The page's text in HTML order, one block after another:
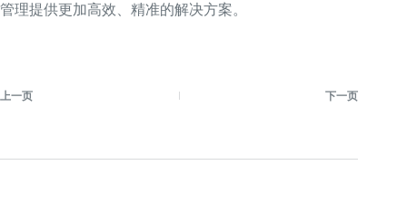
管理提供更加高效、精准的解决方案。
上一页 下一页